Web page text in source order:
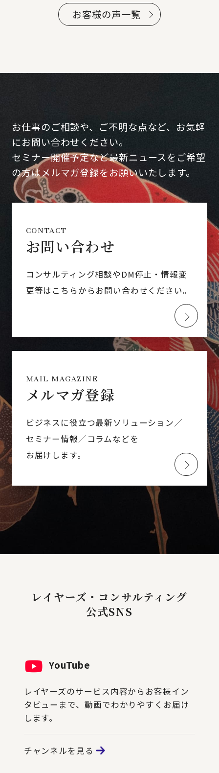
お客様の声一覧
お仕事のご相談や、ご不明な点など、お気軽
にお問い合わせください。
セミナー開催予定など最新ニュースをご希望
の方はメルマガ登録をお願いいたします。
CONTACT
お問い合わせ
コンサルティング相談やDM停止・情報変
更等はこちらからお問い合わせください。
MAIL MAGAZINE
メルマガ登録
ビジネスに役立つ最新ソリューション／
セミナー情報／コラムなどを
お届けします。
レイヤーズ・コンサルティング
公式SNS
YouTube
レイヤーズのサービス内容からお客様イン
タビューまで、動画でわかりやすくお届け
します。
チャンネルを見る